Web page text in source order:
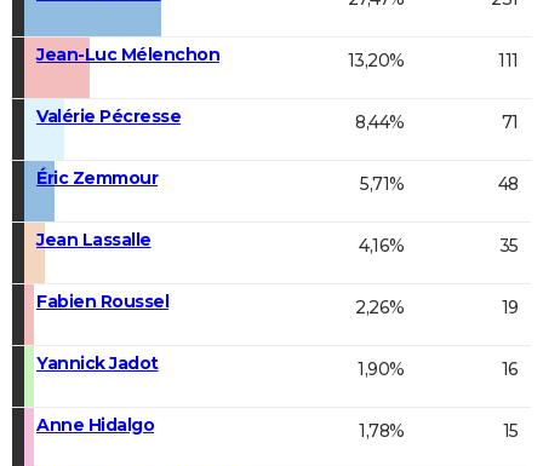
Jean-Luc Mélenchon 13,20% 111
Valérie Pécresse 8,44% 71
Éric Zemmour 5,71% 48
Jean Lassalle 4,16% 35
Fabien Roussel 2,26% 19
Yannick Jadot 1,90% 16
Anne Hidalgo 1,78% 15